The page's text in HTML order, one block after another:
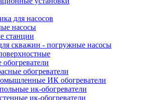
для насосов
насосы
станции
скважин - погружные насосы
обогреватели
ИК обогреватели
ик-обогреватели
ик-обогреватели